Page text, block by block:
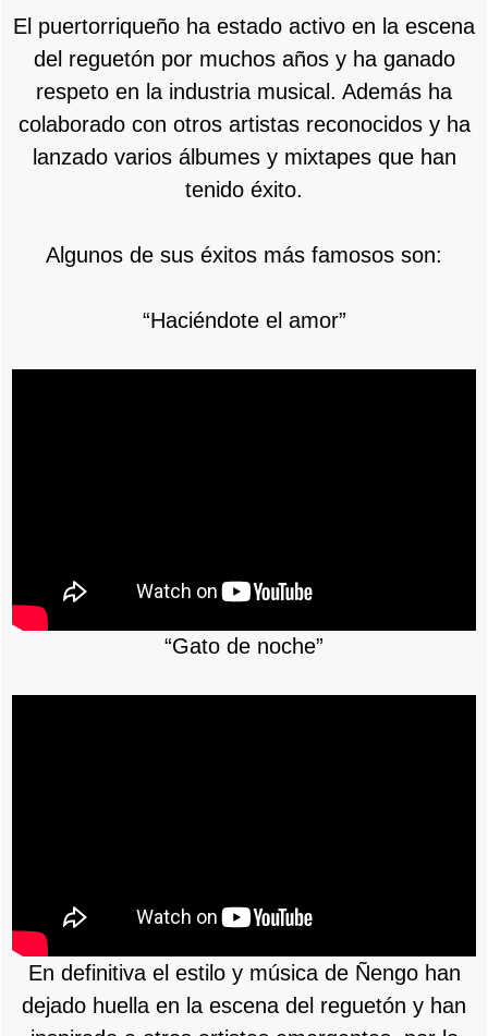
El puertorriqueño ha estado activo en la escena
del reguetón por muchos años y ha ganado
respeto en la industria musical. Además ha
colaborado con otros artistas reconocidos y ha
lanzado varios álbumes y mixtapes que han
tenido éxito.
Algunos de sus éxitos más famosos son:
“Haciéndote el amor”
“Gato de noche”
En definitiva el estilo y música de Ñengo han
dejado huella en la escena del reguetón y han